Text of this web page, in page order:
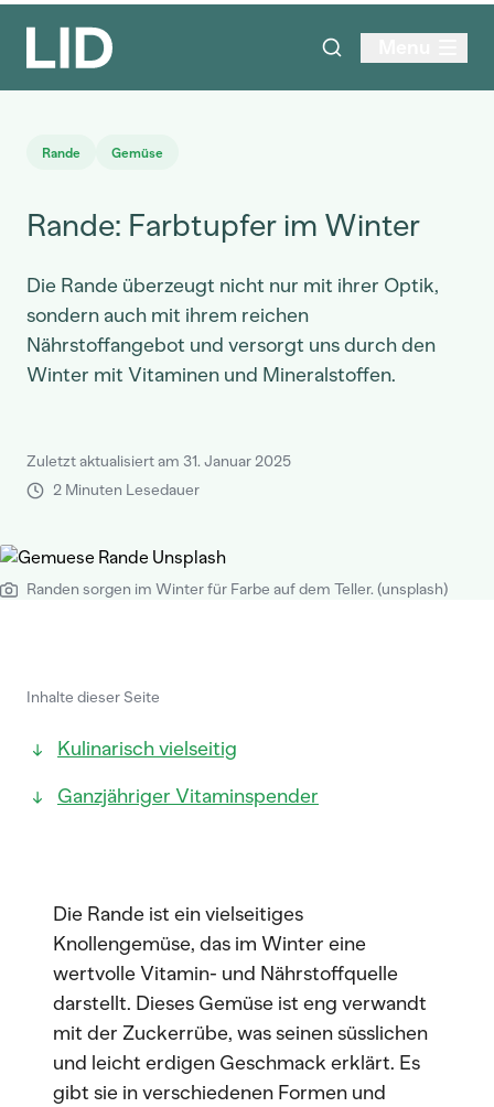
Rande Gemüse
Rande: Farbtupfer im Winter
Die Rande überzeugt nicht nur mit ihrer Optik,
sondern auch mit ihrem reichen
Nährstoffangebot und versorgt uns durch den
Winter mit Vitaminen und Mineralstoffen.
Zuletzt aktualisiert am 31. Januar 2025
2 Minuten Lesedauer
Randen sorgen im Winter für Farbe auf dem Teller. (unsplash)
Inhalte dieser Seite
Kulinarisch vielseitig
Ganzjähriger Vitaminspender
Die Rande ist ein vielseitiges
Knollengemüse, das im Winter eine
wertvolle Vitamin- und Nährstoffquelle
darstellt. Dieses Gemüse ist eng verwandt
mit der Zuckerrübe, was seinen süsslichen
und leicht erdigen Geschmack erklärt. Es
gibt sie in verschiedenen Formen und